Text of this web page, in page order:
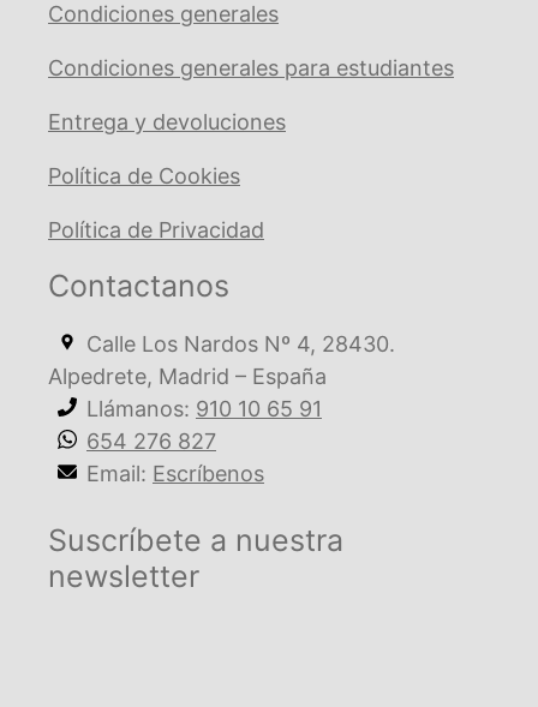
Condiciones generales
Condiciones generales para estudiantes
Entrega y devoluciones
Política de Cookies
Política de Privacidad
Contactanos
Calle Los Nardos Nº 4, 28430.
Alpedrete, Madrid – España
Llámanos: 910 10 65 91
654 276 827
Email: Escríbenos
Suscríbete a nuestra
newsletter